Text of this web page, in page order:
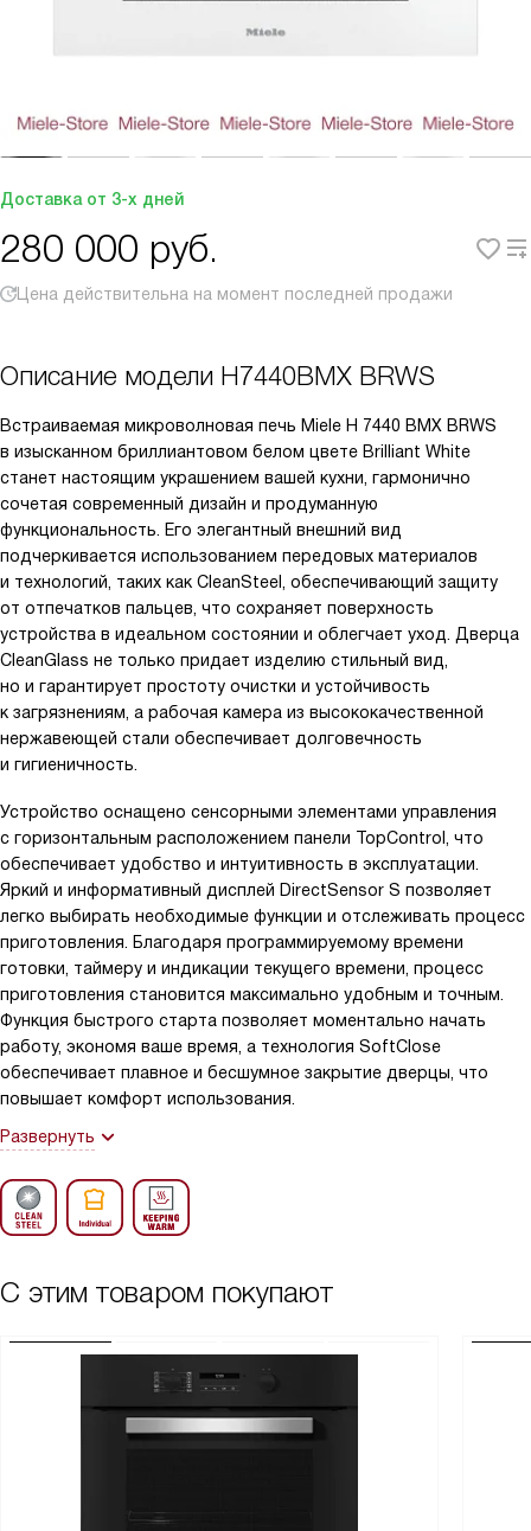
Доставка от 3-х дней
280 000 руб.
Цена действительна на момент последней продажи
Описание модели H7440BMX BRWS
Встраиваемая микроволновая печь Miele H 7440 BMX BRWS
в изысканном бриллиантовом белом цвете Brilliant White
станет настоящим украшением вашей кухни, гармонично
сочетая современный дизайн и продуманную
функциональность. Его элегантный внешний вид
подчеркивается использованием передовых материалов
и технологий, таких как CleanSteel, обеспечивающий защиту
от отпечатков пальцев, что сохраняет поверхность
устройства в идеальном состоянии и облегчает уход. Дверца
CleanGlass не только придает изделию стильный вид,
но и гарантирует простоту очистки и устойчивость
к загрязнениям, а рабочая камера из высококачественной
нержавеющей стали обеспечивает долговечность
и гигиеничность.
Устройство оснащено сенсорными элементами управления
с горизонтальным расположением панели TopControl, что
обеспечивает удобство и интуитивность в эксплуатации.
Яркий и информативный дисплей DirectSensor S позволяет
легко выбирать необходимые функции и отслеживать процесс
приготовления. Благодаря программируемому времени
готовки, таймеру и индикации текущего времени, процесс
приготовления становится максимально удобным и точным.
Функция быстрого старта позволяет моментально начать
работу, экономя ваше время, а технология SoftClose
обеспечивает плавное и бесшумное закрытие дверцы, что
повышает комфорт использования.
Развернуть
С этим товаром покупают